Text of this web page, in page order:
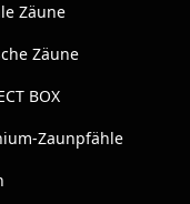
Zäune
Zäune
BOX
Zaunpfähle